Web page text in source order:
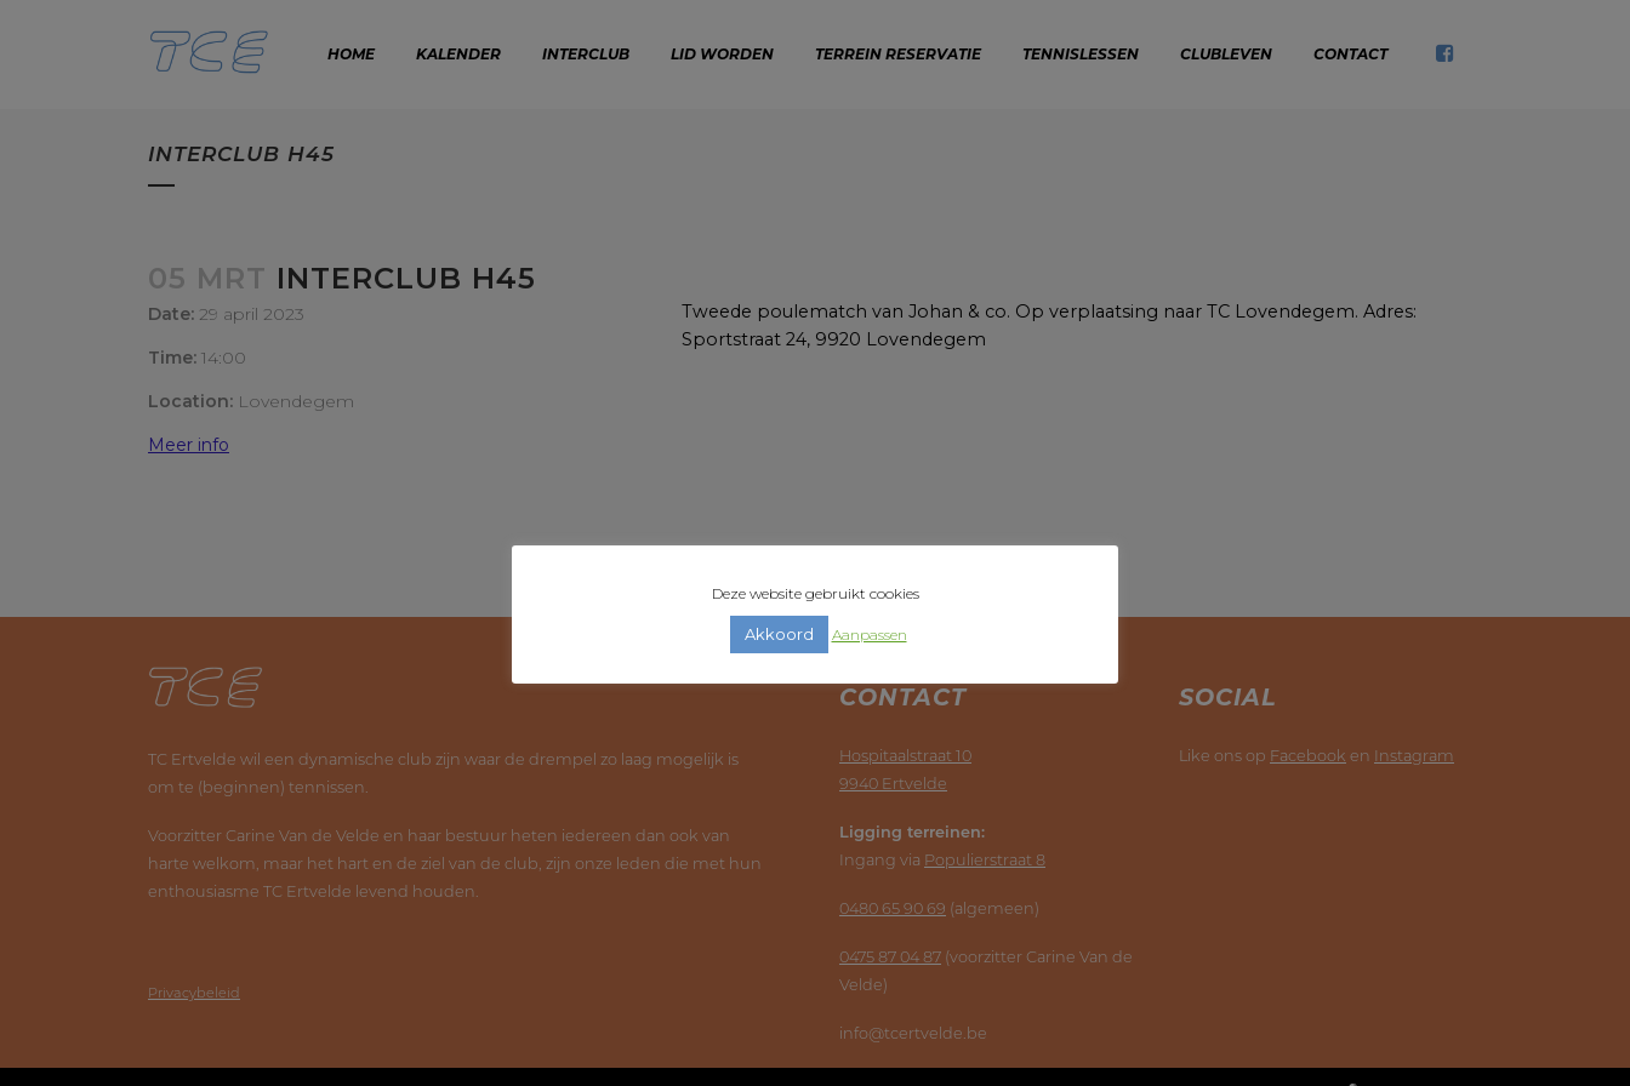
HOME KALENDER INTERCLUB LID WORDEN TERREIN RESERVATIE TENNISLESSEN CLUBLEVEN CONTACT
INTERCLUB H45
05 MRT INTERCLUB H45
Date: 29 april 2023
Time: 14:00
Location: Lovendegem
Meer info
Tweede poulematch van Johan & co. Op verplaatsing naar TC Lovendegem. Adres:
Sportstraat 24, 9920 Lovendegem
TC Ertvelde wil een dynamische club zijn waar de drempel zo laag mogelijk is
om te (beginnen) tennissen.
Voorzitter Carine Van de Velde en haar bestuur heten iedereen dan ook van
harte welkom, maar het hart en de ziel van de club, zijn onze leden die met hun
enthousiasme TC Ertvelde levend houden.
Privacybeleid
CONTACT
Hospitaalstraat 10
9940 Ertvelde
Ligging terreinen:
Ingang via Populierstraat 8
0480 65 90 69 (algemeen)
0475 87 04 87 (voorzitter Carine Van de
Velde)
info@tcertvelde.be
SOCIAL
Like ons op Facebook en Instagram
Deze website gebruikt cookies
Akkoord Aanpassen